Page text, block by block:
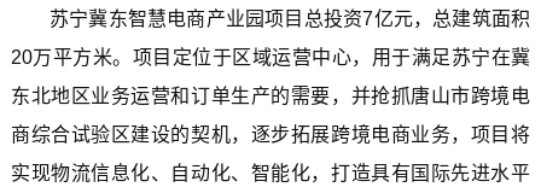
苏宁冀东智慧电商产业园项目总投资7亿元，总建筑面积
20万平方米。项目定位于区域运营中心，用于满足苏宁在冀
东北地区业务运营和订单生产的需要，并抢抓唐山市跨境电
商综合试验区建设的契机，逐步拓展跨境电商业务，项目将
实现物流信息化、自动化、智能化，打造具有国际先进水平